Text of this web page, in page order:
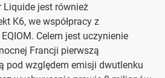
Liquide jest również
K6, we współpracy z
Celem jest uczynienie
Francji pierwszą
pod względem emisji dwutlenku